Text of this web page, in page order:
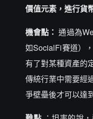
價值元素，進行貨
機會點： 通過為
如SocialFi賽道）
有了對某種資產的
傳統行業中需要經
爭壁壘後才可以達